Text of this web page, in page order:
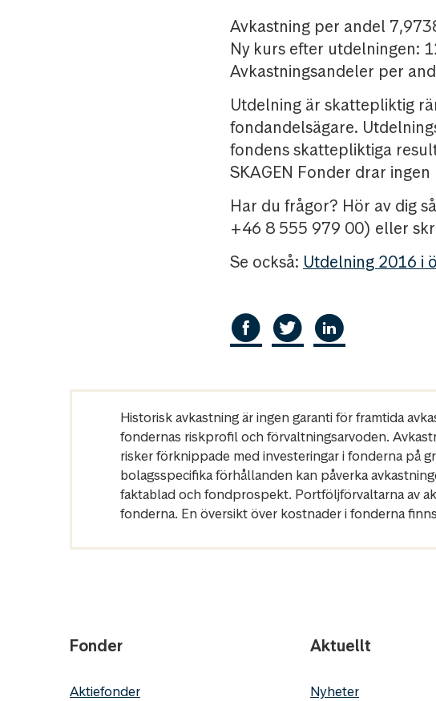
Avkastning per andel
Ny kurs efter utdelningen:
Avkastningsandeler per
Utdelning är skattepliktig
fondandelsägare.
fondens skattepliktiga
SKAGEN Fonder drar
Har du frågor? Hör av dig
+46 8 555 979 00) eller
Se också: Utdelning 2016 i
Historisk avkastning är ingen garanti för framtida
fondernas riskprofil och förvaltningsarvoden.
risker förknippade med investeringar i fonderna på
bolagsspecifika förhållanden kan påverka
faktablad och fondprospekt. Portföljförvaltarna av
fonderna. En översikt över kostnader i fonderna
Fonder
Aktiefonder
Aktuellt
Nyheter